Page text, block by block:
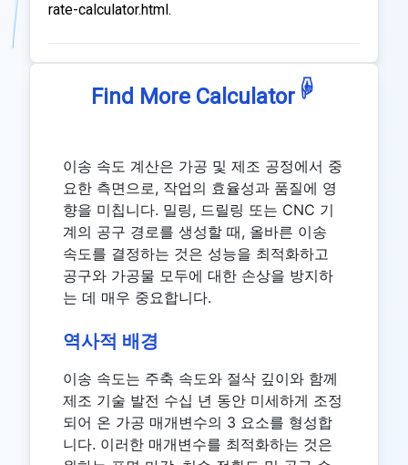
rate-calculator.html.
Find More Calculator ☟
이송 속도 계산은 가공 및 제조 공정에서 중
요한 측면으로, 작업의 효율성과 품질에 영
향을 미칩니다. 밀링, 드릴링 또는 CNC 기
계의 공구 경로를 생성할 때, 올바른 이송
속도를 결정하는 것은 성능을 최적화하고
공구와 가공물 모두에 대한 손상을 방지하
는 데 매우 중요합니다.
역사적 배경
이송 속도는 주축 속도와 절삭 깊이와 함께
제조 기술 발전 수십 년 동안 미세하게 조정
되어 온 가공 매개변수의 3 요소를 형성합
니다. 이러한 매개변수를 최적화하는 것은